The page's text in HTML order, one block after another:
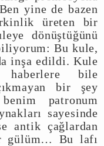
yine de bazen
üreten bir
dönüştüğünü
Bu kule,
inşa edildi. Kule
haberlere bile
bir şey
patronum
sayesinde
antik çağlardan
gülüm… Bu lafı